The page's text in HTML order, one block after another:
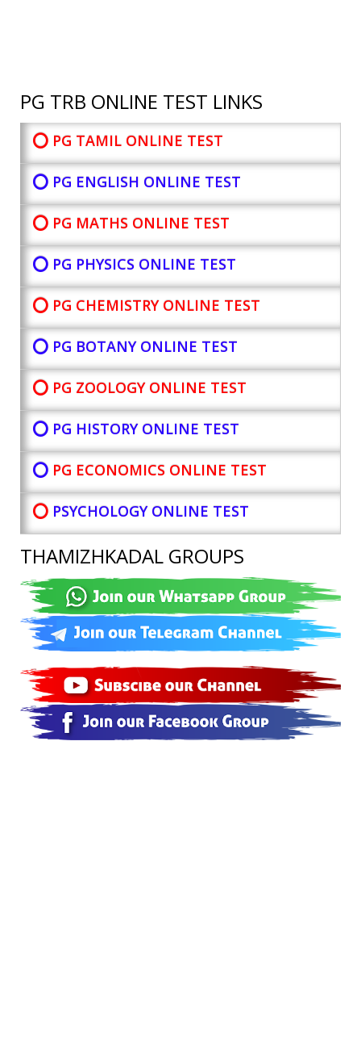
PG TRB ONLINE TEST LINKS
⭕ PG TAMIL ONLINE TEST
⭕ PG ENGLISH ONLINE TEST
⭕ PG MATHS ONLINE TEST
⭕ PG PHYSICS ONLINE TEST
⭕ PG CHEMISTRY ONLINE TEST
⭕ PG BOTANYONLINE TEST
⭕ PG ZOOLOGY ONLINE TEST
⭕ PG HISTORY ONLINE TEST
⭕ PG ECONOMICS ONLINE TEST
⭕ PSYCHOLOGY ONLINE TEST
THAMIZHKADAL GROUPS